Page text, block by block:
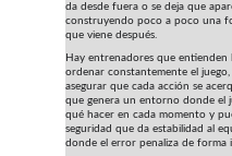
da desde fuera o se deja que
construyendo poco a poco una
que viene después.
Hay entrenadores que entienden
ordenar constantemente el
asegurar que cada acción se
que genera un entorno donde el
qué hacer en cada momento y
seguridad que da estabilidad al
donde el error penaliza de forma